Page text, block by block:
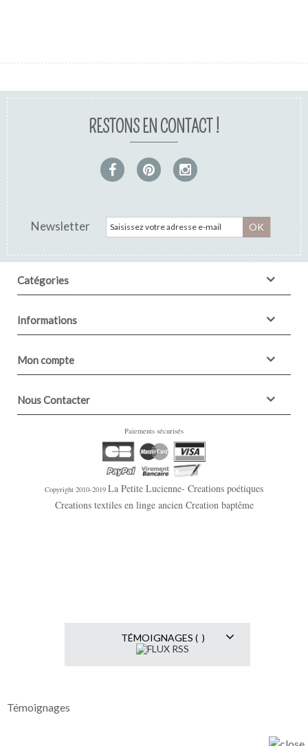
RESTONS EN CONTACT !
Newsletter OK
Catégories
Informations
Mon compte
Nous Contacter
Paiements sécurisés
Copyright 2010-2019 La Petite Lucienne- Creations poétiques
Creations textiles en linge ancien Creation baptême
TÉMOIGNAGES ( )
Témoignages